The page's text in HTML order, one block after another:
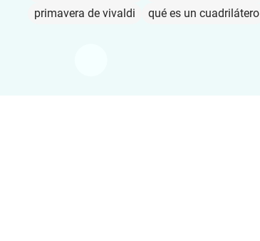
primavera de vivaldi
qué es un cuadrilátero